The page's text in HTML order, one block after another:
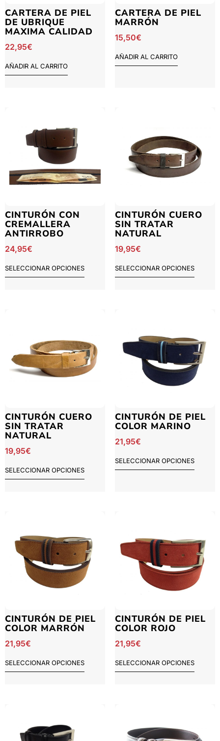
CARTERA DE PIEL
DE UBRIQUE
MAXIMA CALIDAD
22,95€
AÑADIR AL CARRITO
CARTERA DE PIEL
MARRÓN
15,50€
AÑADIR AL CARRITO
CINTURÓN CON
CREMALLERA
ANTIRROBO
24,95€
SELECCIONAR OPCIONES
CINTURÓN CUERO
SIN TRATAR
NATURAL
19,95€
SELECCIONAR OPCIONES
CINTURÓN CUERO
SIN TRATAR
NATURAL
19,95€
SELECCIONAR OPCIONES
CINTURÓN DE PIEL
COLOR MARINO
21,95€
SELECCIONAR OPCIONES
CINTURÓN DE PIEL
COLOR MARRÓN
21,95€
SELECCIONAR OPCIONES
CINTURÓN DE PIEL
COLOR ROJO
21,95€
SELECCIONAR OPCIONES